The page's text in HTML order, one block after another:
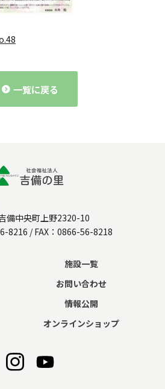
一覧に戻る
備中央町上野2320-10
8216 / FAX：0866-56-8218
施設一覧
お問い合わせ
情報公開
オンラインショップ